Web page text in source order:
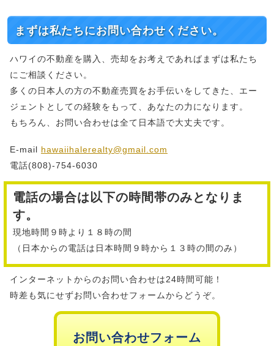
まずは私たちにお問い合わせください。
ハワイの不動産を購入、売却をお考えであればまずは私たち
にご相談ください。
多くの日本人の方の不動産売買をお手伝いをしてきた、エー
ジェントとしての経験をもって、あなたの力になります。
もちろん、お問い合わせは全て日本語で大丈夫です。
E-mail hawaiihalerealty@gmail.com
電話(808)-754-6030
電話の場合は以下の時間帯のみとなりま
す。
現地時間９時より１８時の間
（日本からの電話は日本時間９時から１３時の間のみ）
インターネットからのお問い合わせは24時間可能！
時差も気にせずお問い合わせフォームからどうぞ。
お問い合わせフォーム